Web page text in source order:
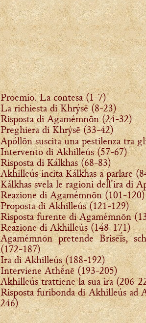
Proemio. La contesa (1-7)
La richiesta di Khrýsē (8-23)
Risposta di Agamémnōn (24-32)
Preghiera di Khrýsē (33-42)
Apóllōn suscita una pestilenza tra
Intervento di Akhilleús (57-67)
Risposta di Kálkhas (68-83)
Akhilleús incita Kálkhas a parlare
Kálkhas svela le ragioni dell'ira di
Reazione di Agamémnōn (101-120)
Proposta di Akhilleús (121-129)
Risposta furente di Agamémnōn
Reazione di Akhilleús (148-171)
Agamémnōn pretende Brisēḯs,
(172-187)
Ira di Akhilleús (188-192)
Interviene Athḗnē (193-205)
Akhilleús trattiene la sua ira (206-
Risposta furibonda di Akhilleús ad
246)